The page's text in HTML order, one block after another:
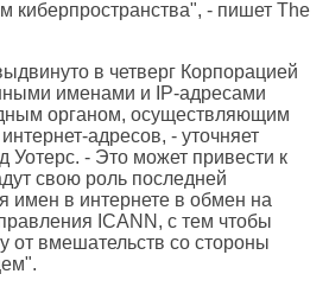
киберпространства", - пишет The
в четверг Корпорацией
именами и IP-адресами
органом, осуществляющим
адресов, - уточняет
Уотерс. - Это может привести к
свою роль последней
имен в интернете в обмен на
ICANN, с тем чтобы
от вмешательств со стороны